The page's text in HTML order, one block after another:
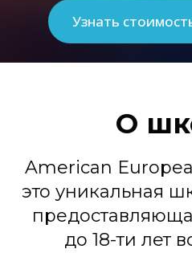
Узнать
О
American
это уникальная
до 18-ти лет